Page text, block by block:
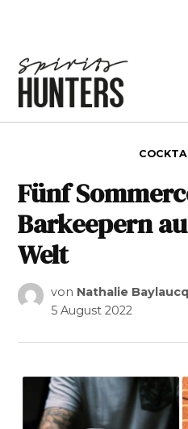
Fünf
Barkeepern
Welt
von Nathalie Baylaucq
5 August 2022